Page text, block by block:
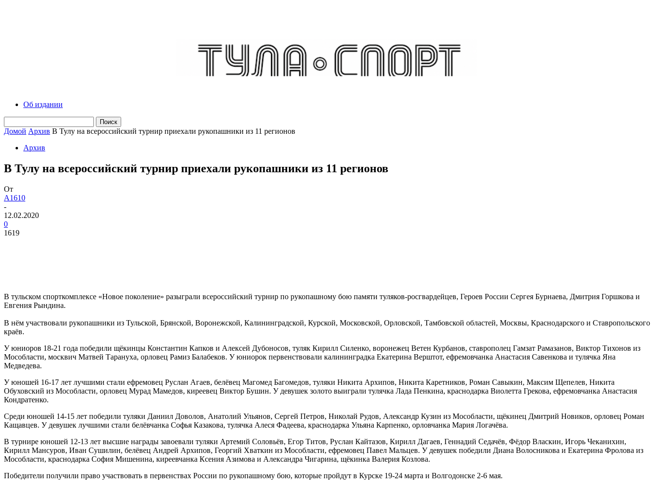
Об издании
Домой Архив В Тулу на всероссийский турнир приехали рукопашники из 11 регионов
Архив
В Тулу на всероссийский турнир приехали рукопашники из 11 регионов
От
A1610
-
12.02.2020
0
1619
В тульском спорткомплексе «Новое поколение» разыграли всероссийский турнир по рукопашному бою памяти туляков-росгвардейцев, Героев России Сергея Бурнаева, Дмитрия Горшкова и
Евгения Рындина.
В нём участвовали рукопашники из Тульской, Брянской, Воронежской, Калининградской, Курской, Московской, Орловской, Тамбовской областей, Москвы, Краснодарского и Ставропольского
краёв.
У юниоров 18-21 года победили щёкинцы Константин Капков и Алексей Дубоносов, туляк Кирилл Силенко, воронежец Ветен Курбанов, ставрополец Гамзат Рамазанов, Виктор Тихонов из
Мособласти, москвич Матвей Тарануха, орловец Рамиз Балабеков. У юниорок первенствовали калининградка Екатерина Верштот, ефремовчанка Анастасия Савенкова и тулячка Яна
Медведева.
У юношей 16-17 лет лучшими стали ефремовец Руслан Агаев, белёвец Магомед Багомедов, туляки Никита Архипов, Никита Каретников, Роман Савыкин, Максим Щепелев, Никита
Обуховский из Мособласти, орловец Мурад Мамедов, киреевец Виктор Бушин. У девушек золото выиграли тулячка Лада Пенкина, краснодарка Виолетта Грекова, ефремовчанка Анастасия
Кондратенко.
Среди юношей 14-15 лет победили туляки Даниил Доволов, Анатолий Ульянов, Сергей Петров, Николай Рудов, Александр Кузин из Мособласти, щёкинец Дмитрий Новиков, орловец Роман
Кащавцев. У девушек лучшими стали белёвчанка Софья Казакова, тулячка Алеся Фадеева, краснодарка Ульяна Карпенко, орловчанка Мария Логачёва.
В турнире юношей 12-13 лет высшие награды завоевали туляки Артемий Соловьёв, Егор Титов, Руслан Кайтазов, Кирилл Дагаев, Геннадий Седачёв, Фёдор Власкин, Игорь Чеканихин,
Кирилл Мансуров, Иван Сушилин, белёвец Андрей Архипов, Георгий Хваткин из Мособласти, ефремовец Павел Мальцев. У девушек победили Диана Волосникова и Екатерина Фролова из
Мособласти, краснодарка София Мишенина, киреевчанка Ксения Азимова и Александра Чигарина, щёкинка Валерия Козлова.
Победители получили право участвовать в первенствах России по рукопашному бою, которые пройдут в Курске 19-24 марта и Волгодонске 2-6 мая.